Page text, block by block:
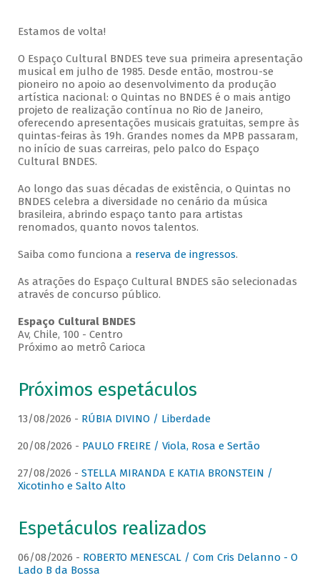
Estamos de volta!
O Espaço Cultural BNDES teve sua primeira apresentação
musical em julho de 1985. Desde então, mostrou-se
pioneiro no apoio ao desenvolvimento da produção
artística nacional: o Quintas no BNDES é o mais antigo
projeto de realização contínua no Rio de Janeiro,
oferecendo apresentações musicais gratuitas, sempre às
quintas-feiras às 19h. Grandes nomes da MPB passaram,
no início de suas carreiras, pelo palco do Espaço
Cultural BNDES.
Ao longo das suas décadas de existência, o Quintas no
BNDES celebra a diversidade no cenário da música
brasileira, abrindo espaço tanto para artistas
renomados, quanto novos talentos.
Saiba como funciona a reserva de ingressos.
As atrações do Espaço Cultural BNDES são selecionadas
através de concurso público.
Espaço Cultural BNDES
Av, Chile, 100 - Centro
Próximo ao metrô Carioca
Próximos espetáculos
13/08/2026 - RÚBIA DIVINO / Liberdade
20/08/2026 - PAULO FREIRE / Viola, Rosa e Sertão
27/08/2026 - STELLA MIRANDA E KATIA BRONSTEIN /
Xicotinho e Salto Alto
Espetáculos realizados
06/08/2026 - ROBERTO MENESCAL / Com Cris Delanno - O
Lado B da Bossa